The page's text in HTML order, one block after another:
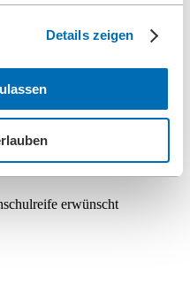
Details zeigen
1. Ausbildungsjahr
erwünscht